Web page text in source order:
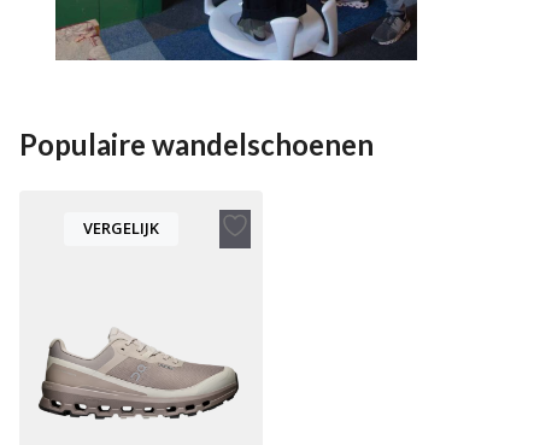
Populaire wandelschoenen
VERGELIJK